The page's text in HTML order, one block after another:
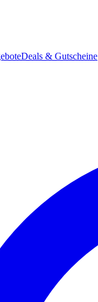
Deals & Gutscheine